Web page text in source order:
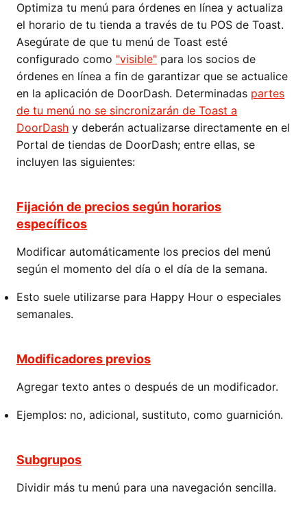
Optimiza tu menú para órdenes en línea y actualiza
el horario de tu tienda a través de tu POS de Toast.
Asegúrate de que tu menú de Toast esté
configurado como "visible" para los socios de
órdenes en línea a fin de garantizar que se actualice
en la aplicación de DoorDash. Determinadas partes
de tu menú no se sincronizarán de Toast a
DoorDash y deberán actualizarse directamente en el
Portal de tiendas de DoorDash; entre ellas, se
incluyen las siguientes:
Fijación de precios según horarios
específicos
Modificar automáticamente los precios del menú
según el momento del día o el día de la semana.
Esto suele utilizarse para Happy Hour o especiales
semanales.
Modificadores previos
Agregar texto antes o después de un modificador.
Ejemplos: no, adicional, sustituto, como guarnición.
Subgrupos
Dividir más tu menú para una navegación sencilla.